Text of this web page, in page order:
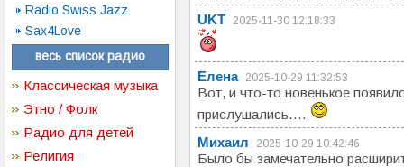
Radio Swiss Jazz
Sax4Love
весь список радио
Классическая музыка
Этно / Фолк
Радио для детей
Религия
UKT
2025-11-30 12:18:33
Елена 2025-10-29 11:32:53
Вот, и что-то новенькое
прислушались....
Михаил
2025-10-29 10:42:46
Было бы замечательно